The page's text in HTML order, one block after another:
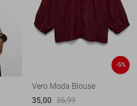
-5%
Vero Moda Blouse
35,00 36,99